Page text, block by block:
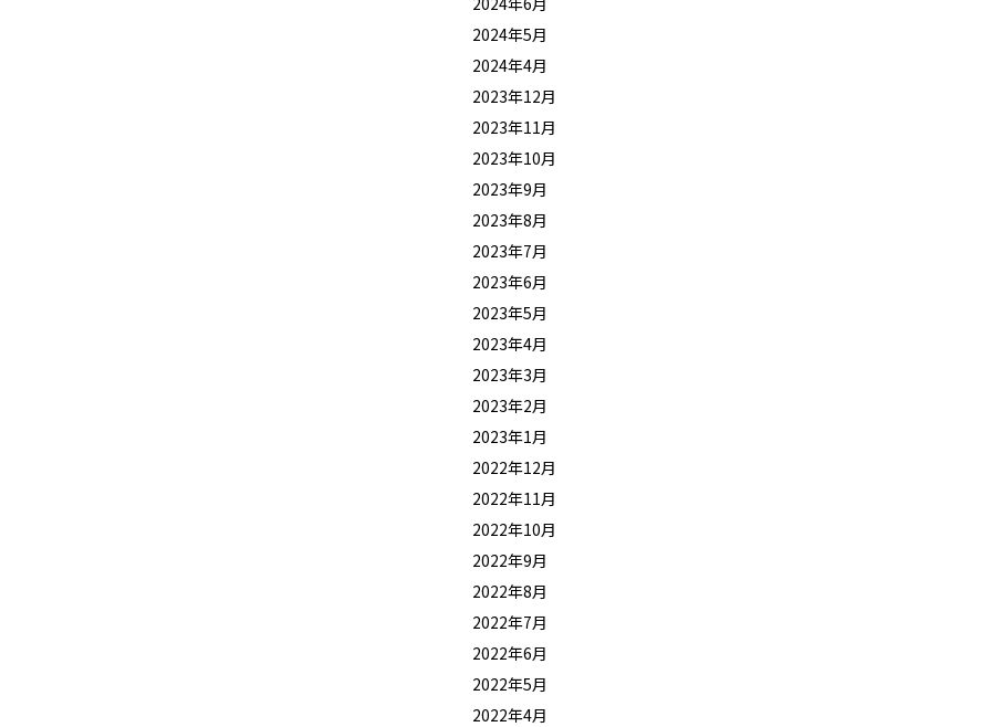
2024年5月
2024年4月
2023年12月
2023年11月
2023年10月
2023年9月
2023年8月
2023年7月
2023年6月
2023年5月
2023年4月
2023年3月
2023年2月
2023年1月
2022年12月
2022年11月
2022年10月
2022年9月
2022年8月
2022年7月
2022年6月
2022年5月
2022年4月